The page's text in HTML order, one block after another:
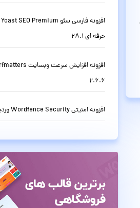
حرفه ای 28.1
2.6.6
افزونه امنیتی Wordfence Security وردپرس نسخه 8.1.4